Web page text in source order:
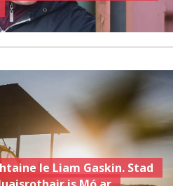
le Liam Gaskin. Stad